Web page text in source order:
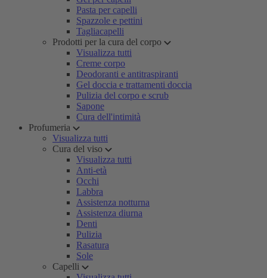
Pasta per capelli
Spazzole e pettini
Tagliacapelli
Prodotti per la cura del corpo
Visualizza tutti
Creme corpo
Deodoranti e antitraspiranti
Gel doccia e trattamenti doccia
Pulizia del corpo e scrub
Sapone
Cura dell'intimità
Profumeria
Visualizza tutti
Cura del viso
Visualizza tutti
Anti-età
Occhi
Labbra
Assistenza notturna
Assistenza diurna
Denti
Pulizia
Rasatura
Sole
Capelli